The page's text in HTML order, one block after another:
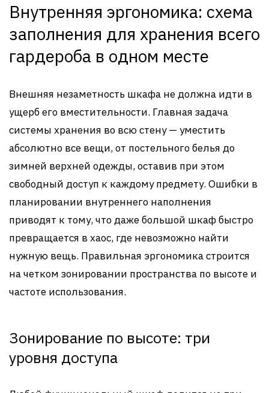
Внутренняя эргономика: схема
заполнения для хранения всего
гардероба в одном месте
Внешняя незаметность шкафа не должна идти в
ущерб его вместительности. Главная задача
системы хранения во всю стену — уместить
абсолютно все вещи, от постельного белья до
зимней верхней одежды, оставив при этом
свободный доступ к каждому предмету. Ошибки в
планировании внутреннего наполнения
приводят к тому, что даже большой шкаф быстро
превращается в хаос, где невозможно найти
нужную вещь. Правильная эргономика строится
на четком зонировании пространства по высоте и
частоте использования.
Зонирование по высоте: три
уровня доступа